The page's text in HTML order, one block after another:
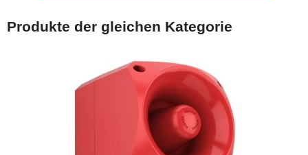
Produkte der gleichen Kategorie